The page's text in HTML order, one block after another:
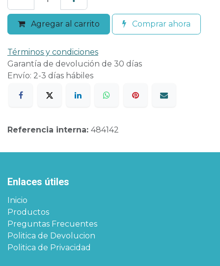
Agregar al carrito Comprar ahora
Términos y condiciones
Garantía de devolución de 30 días
Envío: 2-3 días hábiles
Referencia interna: 484142
Enlaces útiles
Inicio
Productos
Preguntas Frecuentes
Politica de Devolucion
Politica de Privacidad